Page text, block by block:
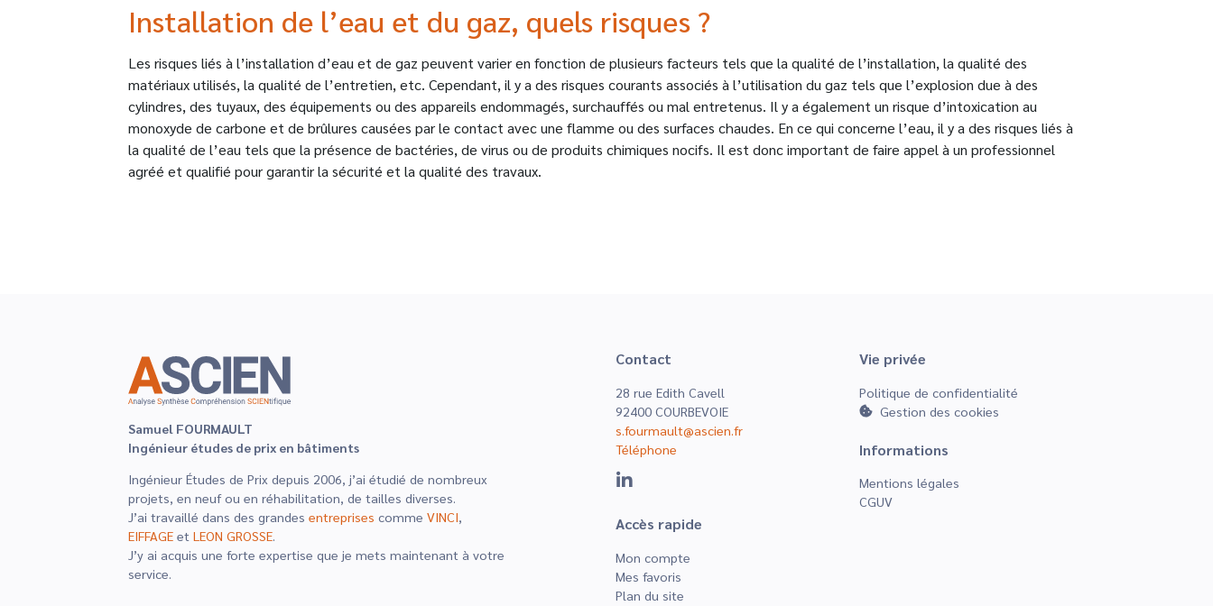
Installation de l’eau et du gaz, quels risques ?
Les risques liés à l’installation d’eau et de gaz peuvent varier en fonction de plusieurs facteurs tels que la qualité de l’installation, la qualité des
matériaux utilisés, la qualité de l’entretien, etc. Cependant, il y a des risques courants associés à l’utilisation du gaz tels que l’explosion due à des
cylindres, des tuyaux, des équipements ou des appareils endommagés, surchauffés ou mal entretenus. Il y a également un risque d’intoxication au
monoxyde de carbone et de brûlures causées par le contact avec une flamme ou des surfaces chaudes. En ce qui concerne l’eau, il y a des risques liés à
la qualité de l’eau tels que la présence de bactéries, de virus ou de produits chimiques nocifs. Il est donc important de faire appel à un professionnel
agréé et qualifié pour garantir la sécurité et la qualité des travaux.
Samuel FOURMAULT
Ingénieur études de prix en bâtiments
Ingénieur Études de Prix depuis 2006, j’ai étudié de nombreux
projets, en neuf ou en réhabilitation, de tailles diverses.
J’ai travaillé dans des grandes entreprises comme VINCI,
EIFFAGE et LEON GROSSE.
J’y ai acquis une forte expertise que je mets maintenant à votre
service.
Contact
28 rue Edith Cavell
92400 COURBEVOIE
s.fourmault@ascien.fr
Téléphone
Accès rapide
Mon compte
Mes favoris
Plan du site
Vie privée
Politique de confidentialité
Gestion des cookies
Informations
Mentions légales
CGUV